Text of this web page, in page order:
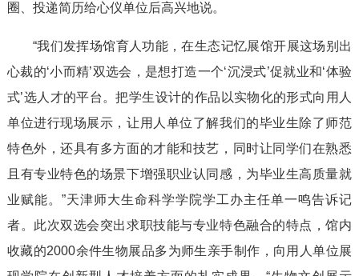
圈、投递简历给心仪单位后高兴地说。
“我们发挥场馆育人功能，在生态记忆展馆开展这场别出
心裁的‘小而精’双选会，是想打造一个‘沉浸式’促就业和‘体验
式’选人才的平台。把学生设计的作品以实物化的形式向用人
单位进行现场展示，让用人单位了解我们的毕业生除了师范
特色外，还具有多方面的才能和技艺，同时让同学们在熟悉
且有专业特色的场景下增强职业认同感，为毕业生高质量就
业赋能。”天津师大生命科学学院学工办主任单一鸣告诉记
者。此次双选会突出求职技能与专业特色融合的特点，馆内
收藏的2000余件生物展品多为师生亲手制作，向用人单位展